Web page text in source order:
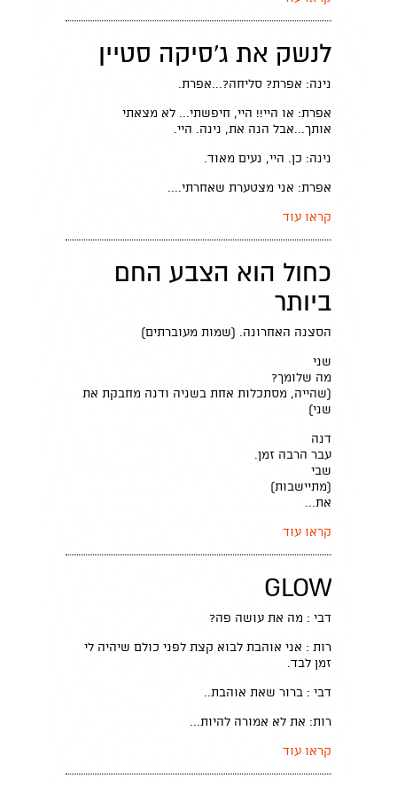
לנשק את ג'סיקה סטיין
נינה: אפרת? סליחה?...אפרת.
אפרת: או היי!! היי, חיפשתי... לא מצאתי
אותך...אבל הנה את, נינה. היי.
נינה: כן. היי, נעים מאוד.
אפרת: אני מצטערת שאחרתי....
קראו עוד
כחול הוא הצבע החם
ביותר
הסצנה האחרונה. (שמות מעוברתים)
שני
מה שלומך?
(שהייה, מסתכלות אחת בשניה ודנה מחבקת את
שני)
דנה
עבר הרבה זמן.
שבי
(מתיישבות)
את...
קראו עוד
GLOW
דבי : מה את עושה פה?
רות : אני אוהבת לבוא קצת לפני כולם שיהיה לי
זמן לבד.
דבי : ברור שאת אוהבת..
רות: את לא אמורה להיות...
קראו עוד